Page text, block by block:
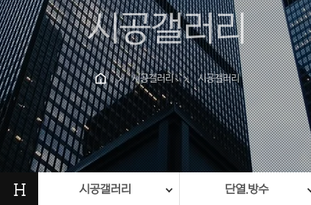
시공갤러리
chevron_right 시공갤러리 chevron_right 시공갤러리
H 시공갤러리 단열.방수